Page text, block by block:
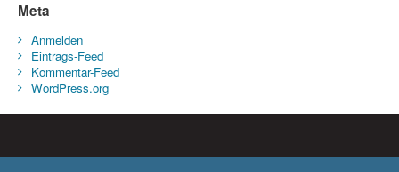
Meta
Anmelden
Eintrags-Feed
Kommentar-Feed
WordPress.org